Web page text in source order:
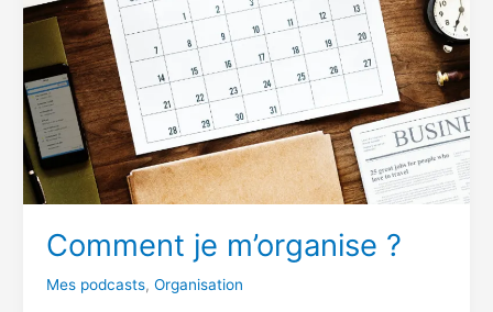
Comment je m’organise ?
Mes podcasts, Organisation